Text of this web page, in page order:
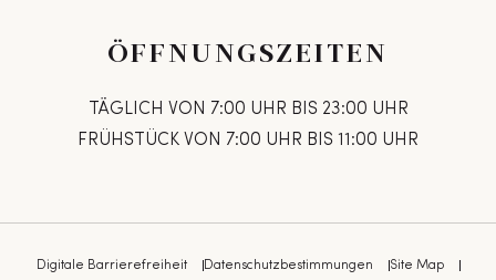
ÖFFNUNGSZEITEN
TÄGLICH VON 7:00 UHR BIS 23:00 UHR
FRÜHSTÜCK VON 7:00 UHR BIS 11:00 UHR
Digitale Barrierefreiheit Datenschutzbestimmungen Site Map